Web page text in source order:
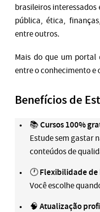
brasileiros
pública, ética,
entre outros.
Mais do que um portal
entre o conhecimento e
Benefícios de
📚Cursos 100%
Estude sem gastar
conteúdos de
🕐Flexibilidade de
Você escolhe
🧠 Atualização